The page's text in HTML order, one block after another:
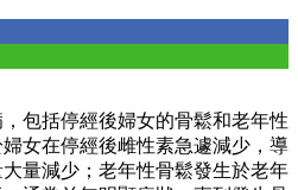
包括停經後婦女的骨鬆和老年性
女在停經後雌性素急遽減少，導
量減少；老年性骨鬆發生於老年